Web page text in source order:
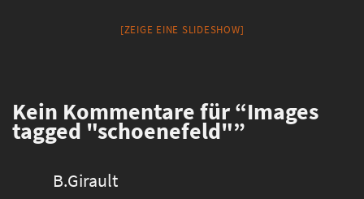
[ZEIGE EINE SLIDESHOW]
Kein Kommentare für “Images
tagged "schoenefeld"”
B.Girault